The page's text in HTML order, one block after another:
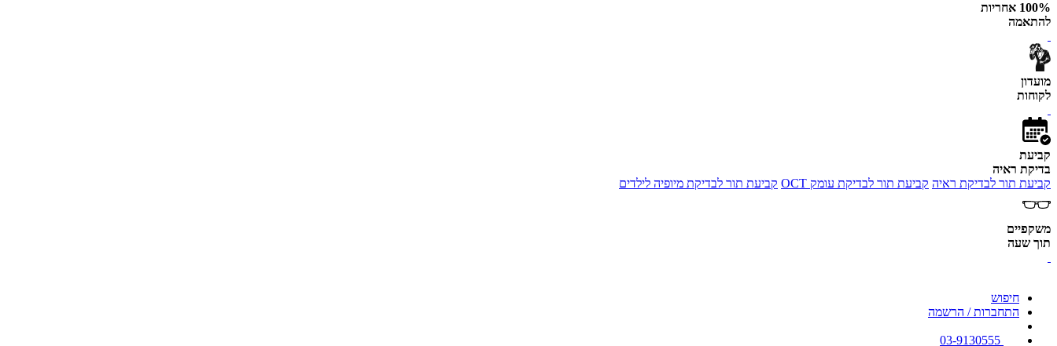
100% אחריות
להתאמה
מועדון
לקוחות
קביעת
בדיקת ראיה
קביעת תור לבדיקת ראיה קביעת תור לבדיקת עומק OCT קביעת תור לבדיקת מיופיה לילדים
משקפיים
תוך שעה
חיפוש
התחברות / הרשמה